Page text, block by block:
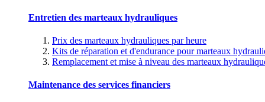
Entretien des marteaux hydrauliques
Prix des marteaux hydrauliques par heure
Kits de réparation et d'endurance pour marteaux
Remplacement et mise à niveau des marteaux
Maintenance des services financiers